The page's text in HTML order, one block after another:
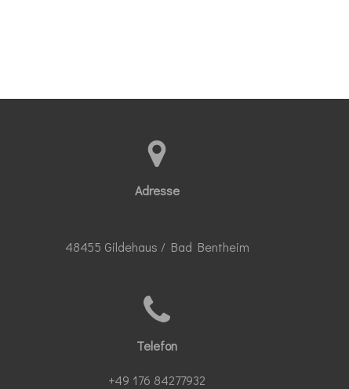
Adresse
48455 Gildehaus / Bad Bentheim
Telefon
+49 176 84277932